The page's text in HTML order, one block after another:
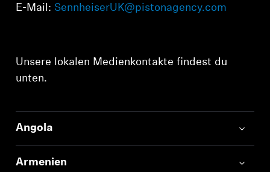
Entdecken
Innovationen
Support
E-Mail: SennheiserUK@pistonagency.com
Unsere lokalen Medienkontakte findest du
unten.
Angola
Armenien